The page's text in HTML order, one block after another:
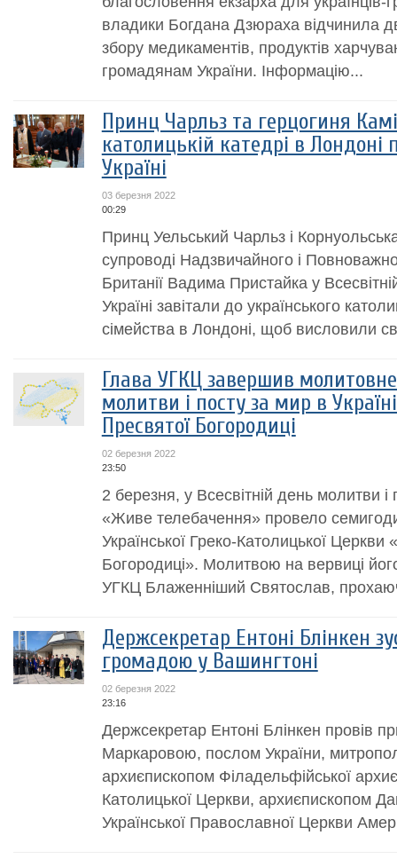
владики Богдана Дзюраха відчинила
збору медикаментів, продуктів
громадянам України. Інформацію...
Принц Чарльз та герцогиня
католицькій катедрі в
Україні
03 березня 2022
00:29
Принц Уельський Чарльз і
супроводі Надзвичайного і
Британії Вадима Пристайка у
Україні завітали до українського
сімейства в Лондоні, щоб висловили
Глава УГКЦ завершив
молитви і посту за мир в
Пресвятої Богородиці
02 березня 2022
23:50
2 березня, у Всесвітній день молитви і
«Живе телебачення» провело
Української Греко-Католицької Церкви
Богородиці». Молитвою на вервиці
УГКЦ Блаженніший Святослав,
Держсекретар Ентоні Блінкен
громадою у Вашингтоні
02 березня 2022
23:16
Держсекретар Ентоні Блінкен провів
Маркаровою, послом України,
архиєпископом Філадельфійської
Католицької Церкви, архиєпископом
Української Православної Церкви